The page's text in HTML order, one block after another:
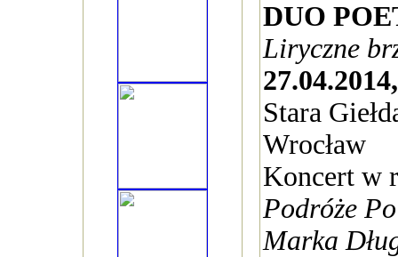
DUO
Liryczne
Stara
Wrocław
Koncert w
Podróże
Marka